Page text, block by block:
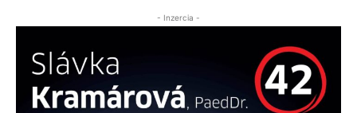
- Inzercia -